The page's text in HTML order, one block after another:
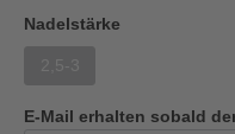
Nadelstärke
E-Mail erhalten sobald